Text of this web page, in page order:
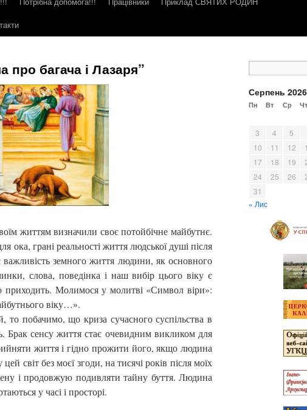
про багача і Лазаря”
життям визначили своє потойбічне майбутнє.
ока, грані реальності життя людської душі після
важливість земного життя людини, як основного
слова, поведінка і наш вибір цього віку є
приходить. Молимося у молитві «Символ віри»:
віку…».
побачимо, що криза сучасного суспільства в
сенсу життя стає очевидним викликом для
життя і гідно прожити його, якщо людина
світ без моєї згоди, на тисячі років після моїх
і продовжую подивляти тайну буття. Людина
у часі і просторі.
Серпень 2026
Пн Вт Ср Чт
3
4 5
10
11 12
17
18 19
24
25 26
31
« Лис